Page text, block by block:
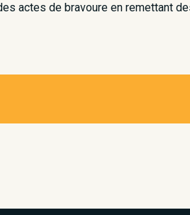
actes de bravoure en remettant